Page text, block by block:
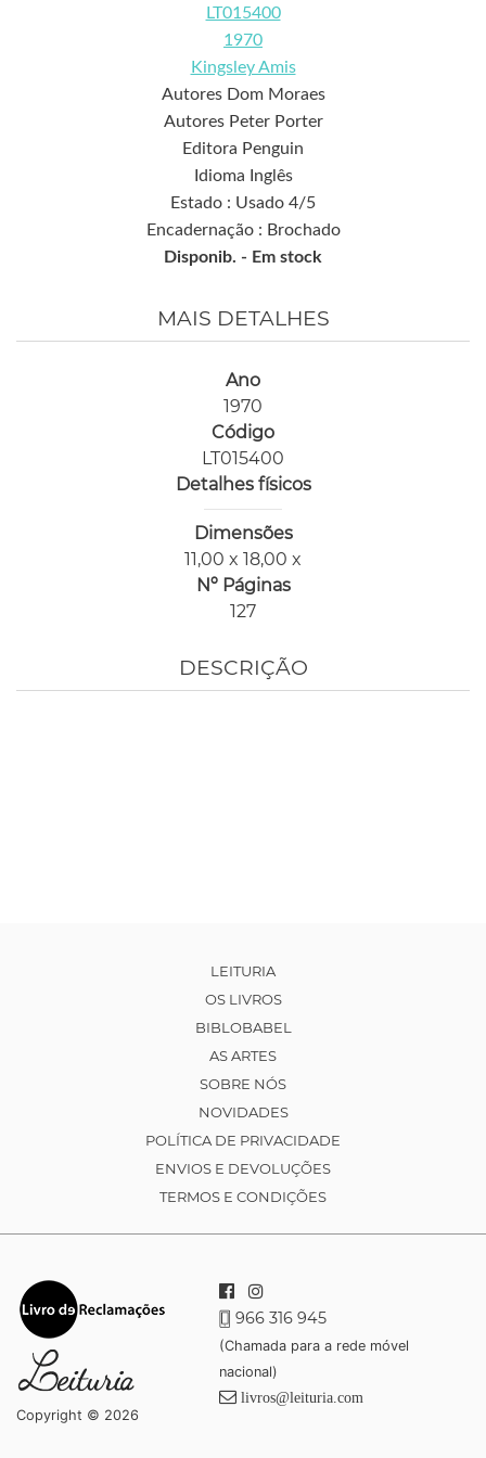
LT015400
1970
Kingsley Amis
Autores Dom Moraes
Autores Peter Porter
Editora Penguin
Idioma Inglês
Estado : Usado 4/5
Encadernação : Brochado
Disponib. - Em stock
MAIS DETALHES
Ano
1970
Código
LT015400
Detalhes físicos
Dimensões
11,00 x 18,00 x
Nº Páginas
127
DESCRIÇÃO
LEITURIA
OS LIVROS
BIBLOBABEL
AS ARTES
SOBRE NÓS
NOVIDADES
POLÍTICA DE PRIVACIDADE
ENVIOS E DEVOLUÇÕES
TERMOS E CONDIÇÕES
Copyright © 2026
966 316 945
(Chamada para a rede móvel
nacional)
livros@leituria.com